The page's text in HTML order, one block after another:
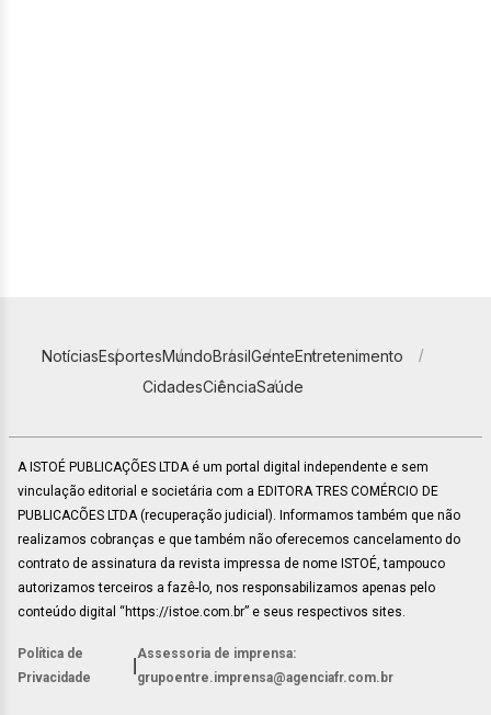
NotíciasEsportesMundoBrasilGenteEntretenimento
CidadesCiênciaSaúde
A ISTOÉ PUBLICAÇÕES LTDA é um portal digital independente e sem
vinculação editorial e societária com a EDITORA TRES COMÉRCIO DE
PUBLICACÕES LTDA (recuperação judicial). Informamos também que não
realizamos cobranças e que também não oferecemos cancelamento do
contrato de assinatura da revista impressa de nome ISTOÉ, tampouco
autorizamos terceiros a fazê-lo, nos responsabilizamos apenas pelo
conteúdo digital “https://istoe.com.br” e seus respectivos sites.
Política de
Privacidade
Assessoria de imprensa:
grupoentre.imprensa@agenciafr.com.br